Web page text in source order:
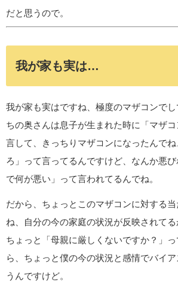
だと思うので。
我が家も実は…
我が家も実はですね、極度のマザコンで
ちの奥さんは息子が生まれた時に「マザ
言して、きっちりマザコンになったんで
ろ」って言ってるんですけど、なんか悪
で何が悪い」って言われてるんでね。
だから、ちょっとこのマザコンに対する
ね、自分の今の家庭の状況が反映されてる
ちょっと「母親に厳しくないですか？」
ら、ちょっと僕の今の状況と感情でバイ
うんですけど。